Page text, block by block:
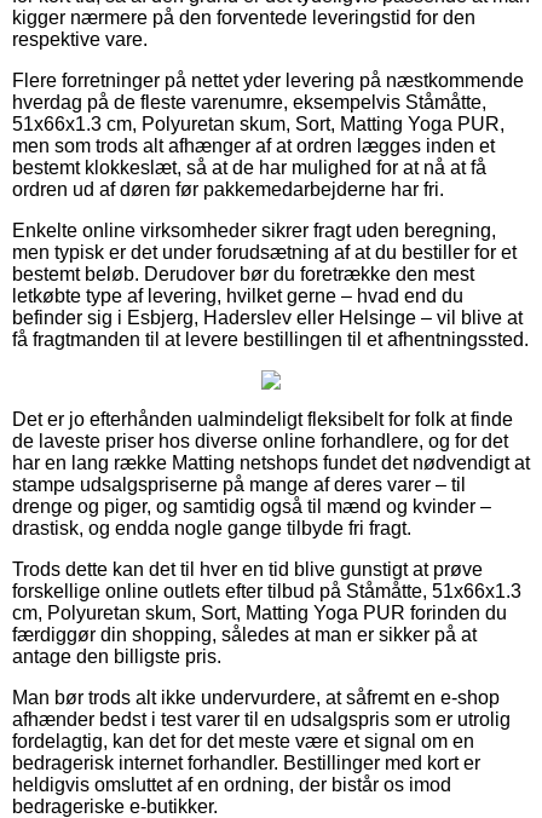
kigger nærmere på den forventede leveringstid for den
respektive vare.
Flere forretninger på nettet yder levering på næstkommende
hverdag på de fleste varenumre, eksempelvis Ståmåtte,
51x66x1.3 cm, Polyuretan skum, Sort, Matting Yoga PUR,
men som trods alt afhænger af at ordren lægges inden et
bestemt klokkeslæt, så at de har mulighed for at nå at få
ordren ud af døren før pakkemedarbejderne har fri.
Enkelte online virksomheder sikrer fragt uden beregning,
men typisk er det under forudsætning af at du bestiller for et
bestemt beløb. Derudover bør du foretrække den mest
letkøbte type af levering, hvilket gerne – hvad end du
befinder sig i Esbjerg, Haderslev eller Helsinge – vil blive at
få fragtmanden til at levere bestillingen til et afhentningssted.
Det er jo efterhånden ualmindeligt fleksibelt for folk at finde
de laveste priser hos diverse online forhandlere, og for det
har en lang række Matting netshops fundet det nødvendigt at
stampe udsalgspriserne på mange af deres varer – til
drenge og piger, og samtidig også til mænd og kvinder –
drastisk, og endda nogle gange tilbyde fri fragt.
Trods dette kan det til hver en tid blive gunstigt at prøve
forskellige online outlets efter tilbud på Ståmåtte, 51x66x1.3
cm, Polyuretan skum, Sort, Matting Yoga PUR forinden du
færdiggør din shopping, således at man er sikker på at
antage den billigste pris.
Man bør trods alt ikke undervurdere, at såfremt en e-shop
afhænder bedst i test varer til en udsalgspris som er utrolig
fordelagtig, kan det for det meste være et signal om en
bedragerisk internet forhandler. Bestillinger med kort er
heldigvis omsluttet af en ordning, der bistår os imod
bedrageriske e-butikker.